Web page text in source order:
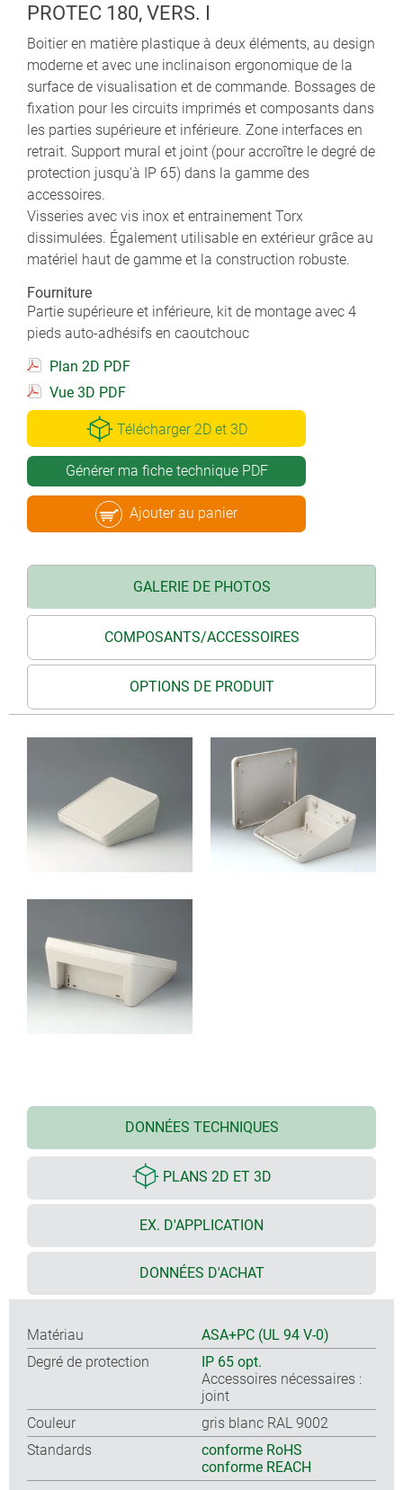
PROTEC 180, VERS. I
Boitier en matière plastique à deux éléments, au design
moderne et avec une inclinaison ergonomique de la
surface de visualisation et de commande. Bossages de
fixation pour les circuits imprimés et composants dans
les parties supérieure et inférieure. Zone interfaces en
retrait. Support mural et joint (pour accroître le degré de
protection jusqu’à IP 65) dans la gamme des
accessoires.
Visseries avec vis inox et entrainement Torx
dissimulées. Également utilisable en extérieur grâce au
matériel haut de gamme et la construction robuste.
Fourniture
Partie supérieure et inférieure, kit de montage avec 4
pieds auto-adhésifs en caoutchouc
Plan 2D PDF
Vue 3D PDF
Télécharger 2D et 3D
Générer ma fiche technique PDF
Ajouter au panier
GALERIE DE PHOTOS
COMPOSANTS/ACCESSOIRES
OPTIONS DE PRODUIT
DONNÉES TECHNIQUES
PLANS 2D ET 3D
EX. D'APPLICATION
DONNÉES D'ACHAT
Matériau
ASA+PC (UL 94 V-0)
Degré de protection
IP 65 opt.
Accessoires nécessaires :
joint
Couleur
gris blanc RAL 9002
Standards
conforme RoHS
conforme REACH